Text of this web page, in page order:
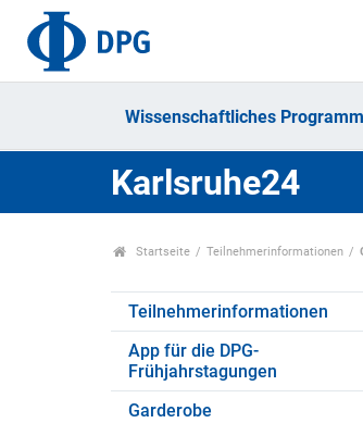
Wissenschaftliches Programm
Karlsruhe24
Startseite Teilnehmerinformationen
Teilnehmerinformationen
App für die DPG-
Frühjahrstagungen
Garderobe